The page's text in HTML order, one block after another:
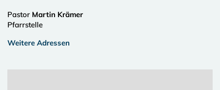
Pastor Martin Krämer
Pfarrstelle
Weitere Adressen